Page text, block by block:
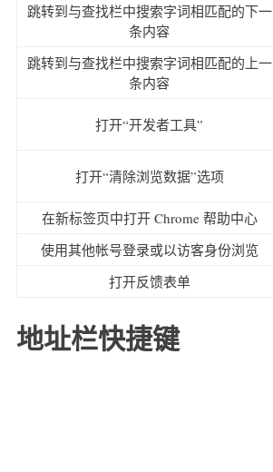
跳转到与查找栏中搜索字词相匹配的下一
条内容
跳转到与查找栏中搜索字词相匹配的上一
条内容
打开“开发者工具”
打开“清除浏览数据”选项
在新标签页中打开 Chrome 帮助中心
使用其他帐号登录或以访客身份浏览
打开反馈表单
地址栏快捷键